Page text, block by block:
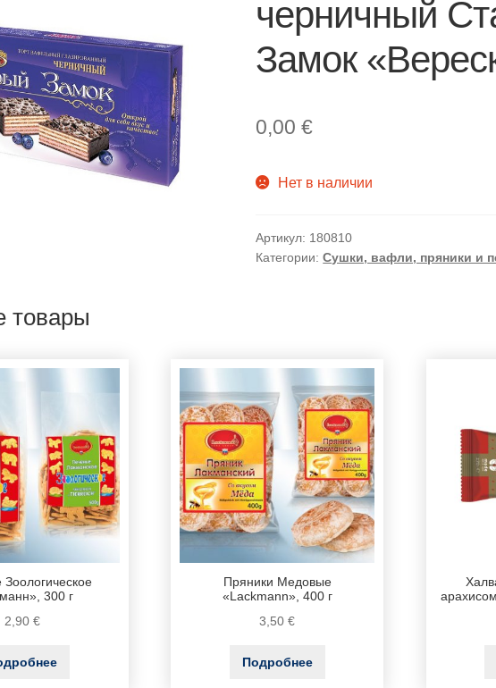
черничный
Замок
0,00€
Нет в наличии
Артикул: 180810
Категории:Сушки, вафли, пряники и
товары
Зоологическое
300 г
2,90 €
Пряники Медовые
«Lackmann», 400 г
3,50€
Подробнее